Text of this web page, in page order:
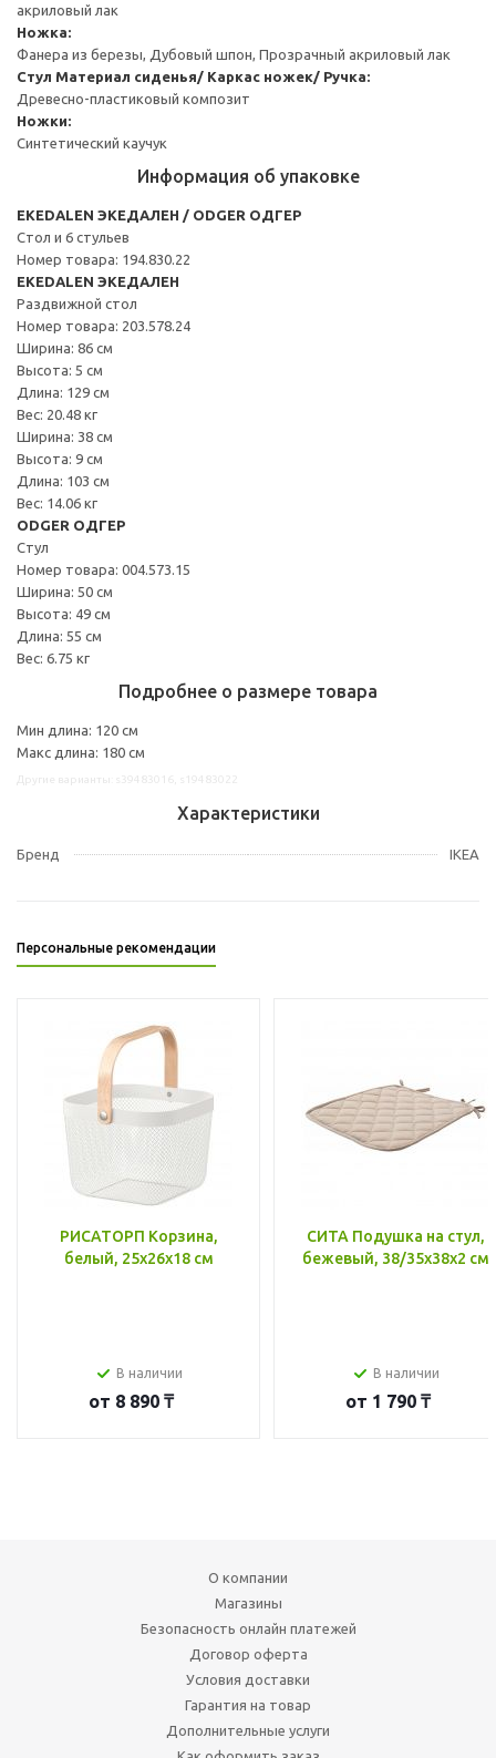
акриловый лак
Ножка:
Фанера из березы, Дубовый шпон, Прозрачный акриловый лак
Стул Материал сиденья/ Каркас ножек/ Ручка:
Древесно-пластиковый композит
Ножки:
Синтетический каучук
Информация об упаковке
EKEDALEN ЭКЕДАЛЕН / ODGER ОДГЕР
Стол и 6 стульев
Номер товара: 194.830.22
EKEDALEN ЭКЕДАЛЕН
Раздвижной стол
Номер товара: 203.578.24
Ширина: 86 см
Высота: 5 см
Длина: 129 см
Вес: 20.48 кг
Ширина: 38 см
Высота: 9 см
Длина: 103 см
Вес: 14.06 кг
ODGER ОДГЕР
Стул
Номер товара: 004.573.15
Ширина: 50 см
Высота: 49 см
Длина: 55 см
Вес: 6.75 кг
Подробнее о размере товара
Мин длина: 120 см
Макс длина: 180 см
Характеристики
Бренд IKEA
Персональные рекомендации
РИСАТОРП Корзина,
белый, 25x26x18 см
В наличии
от 8 890 ₸
СИТА Подушка на стул,
бежевый, 38/35x38x2 см
В наличии
от 1 790 ₸
О компании
Магазины
Безопасность онлайн платежей
Договор оферта
Условия доставки
Гарантия на товар
Дополнительные услуги